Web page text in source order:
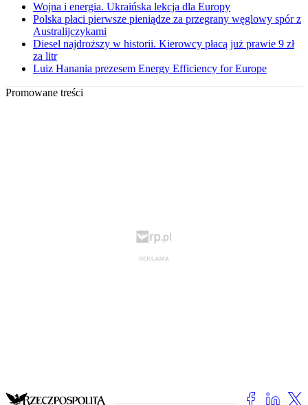
Wojna i energia. Ukraińska lekcja dla Europy
Polska płaci pierwsze pieniądze za przegrany węglowy spór z
Australijczykami
Diesel najdroższy w historii. Kierowcy płacą już prawie 9 zł
za litr
Luiz Hanania prezesem Energy Efficiency for Europe
Promowane treści